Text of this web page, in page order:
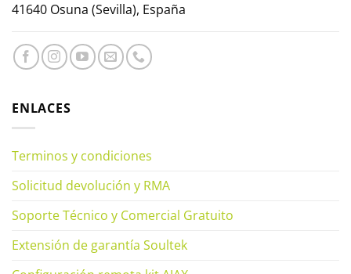
41640 Osuna (Sevilla), España
ENLACES
Terminos y condiciones
Solicitud devolución y RMA
Soporte Técnico y Comercial Gratuito
Extensión de garantía Soultek